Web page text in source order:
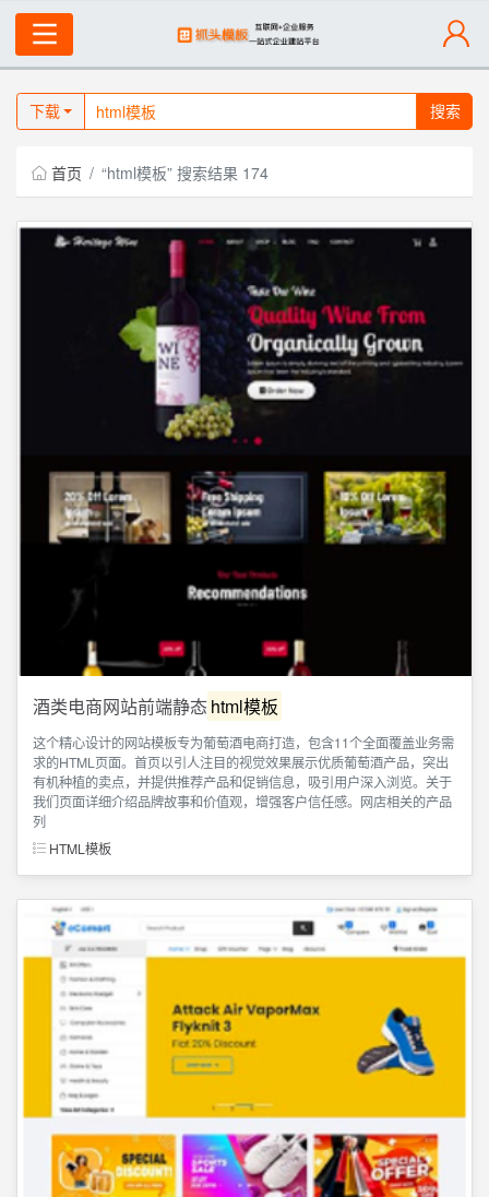
下载 搜索
首页 “html模板” 搜索结果 174
酒类电商网站前端静态html模板
这个精心设计的网站模板专为葡萄酒电商打造，包含11个全面覆盖业务需
求的HTML页面。首页以引人注目的视觉效果展示优质葡萄酒产品，突出
有机种植的卖点，并提供推荐产品和促销信息，吸引用户深入浏览。关于
我们页面详细介绍品牌故事和价值观，增强客户信任感。网店相关的产品
列
HTML模板